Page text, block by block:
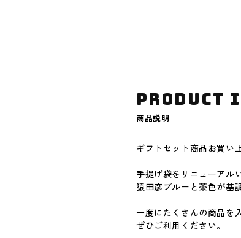
PRODUCT
商品説明
ギフトセット商品お買い
手提げ袋をリニューアル
猿田彦ブルーと茶色が基
一度にたくさんの商品を
ぜひご利用ください。